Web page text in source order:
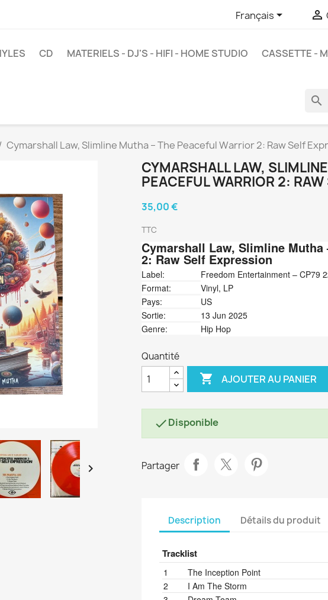
Français 
CD MATERIELS - DJ'S - HIFI - HOME STUDIO CASSETTE -
search
Cymarshall Law, Slimline Mutha ‎– The Peaceful Warrior 2: Raw Self

CYMARSHALL LAW,
PEACEFUL WARRIOR 2:
35,00 €
TTC
Cymarshall Law, Slimline Mutha
2: Raw Self Expression
Label:
Freedom Entertainment ‎– CP79
Format:
Vinyl, LP
Pays:
US
Sortie:
13 Jun 2025
Genre:
Hip Hop
Quantité
 AJOUTER AU PANIER
Disponible
Partager
Description Détails du produit
Tracklist
PositionTitle/CreditsDuration
1
The Inception Point
2
I Am The Storm